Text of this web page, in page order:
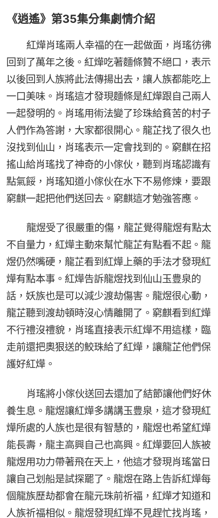
《逍遙》第35集分集劇情介紹
紅燁肖瑤兩人幸福的在一起做面，肖瑤彷彿
回到了萬年之後。紅燁吃著麵條贊不絕口，表示
以後回到人族將此法傳揚出去，讓人族都能吃上
一口美味。肖瑤這才發現麵條是紅燁跟自己兩人
一起發明的。肖瑤用術法變了珍珠給貧苦的村子
人們作為答謝，大家都很開心。龍芷找了很久也
沒找到仙山，肖瑤表示一定會找到的。窮麒在招
搖山給肖瑤找了神奇的小傢伙，聽到肖瑤認識有
點氣餒，肖瑤知道小傢伙在水下不易修煉，要跟
窮麒一起把他們送回去。窮麒這才勉強答應。
龍煜受了很嚴重的傷，龍芷覺得龍煜有點太
不自量力，紅燁主動來幫忙龍芷有點看不起。龍
煜仍然嘴硬，龍芷看到紅燁上藥的手法才發現紅
燁有點本事。紅燁告訴龍煜找到仙山玉豊泉的
話，妖族也是可以減少渡劫傷害。龍煜很心動，
龍芷聽到渡劫頓時沒心情離開了。窮麒看到紅燁
不行禮沒禮貌，肖瑤直接表示紅燁不用這樣，臨
走前還把奧狠送的鮫珠給了紅燁，讓龍芷他們保
護好紅燁。
肖瑤將小傢伙送回去還加了結節讓他們好休
養生息。龍煜讓紅燁多講講玉豊泉，這才發現紅
燁所處的人族也是很有智慧的，龍煜也希望紅燁
能長壽，龍主高興自己也高興。紅燁要回人族被
龍煜用功力帶著飛在天上，他這才發現肖瑤當日
讓自己划船是試探罷了。龍煜在路上告訴紅燁每
個龍族歷劫都會在龍元珠前祈福，紅燁才知道和
人族祈福相似。龍煜發現紅燁不見趕忙找肖瑤，